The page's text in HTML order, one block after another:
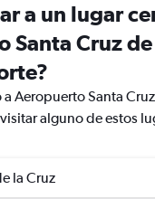
a un lugar
Santa Cruz
Aeropuerto Santa
alguno de estos
la Cruz